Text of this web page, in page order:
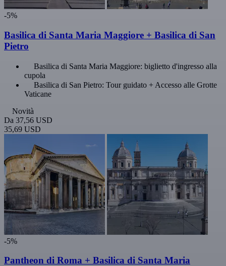
-5%
Basilica di Santa Maria Maggiore + Basilica di San
Pietro
Basilica di Santa Maria Maggiore: biglietto d'ingresso alla
cupola
Basilica di San Pietro: Tour guidato + Accesso alle Grotte
Vaticane
Novità
Da 37,56 USD
35,69 USD
-5%
Pantheon di Roma + Basilica di Santa Maria